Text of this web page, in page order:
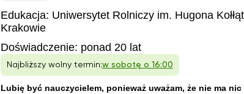
Edukacja: Uniwersytet Rolniczy im. Hugona
Krakowie
Doświadczenie: ponad 20 lat
Najbliższy wolny termin:w sobotę o 16:00
Lubię być nauczycielem, ponieważ uważam, że nie ma nic